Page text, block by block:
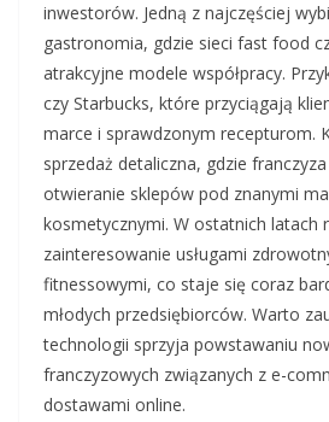
inwestorów. Jedną z najczęściej
gastronomia, gdzie sieci fast food
atrakcyjne modele współpracy.
czy Starbucks, które przyciągają
marce i sprawdzonym recepturom.
sprzedaż detaliczna, gdzie
otwieranie sklepów pod znanymi
kosmetycznymi. W ostatnich latach
zainteresowanie usługami
fitnessowymi, co staje się coraz
młodych przedsiębiorców. Warto
technologii sprzyja powstawaniu
franczyzowych związanych z e-
dostawami online.